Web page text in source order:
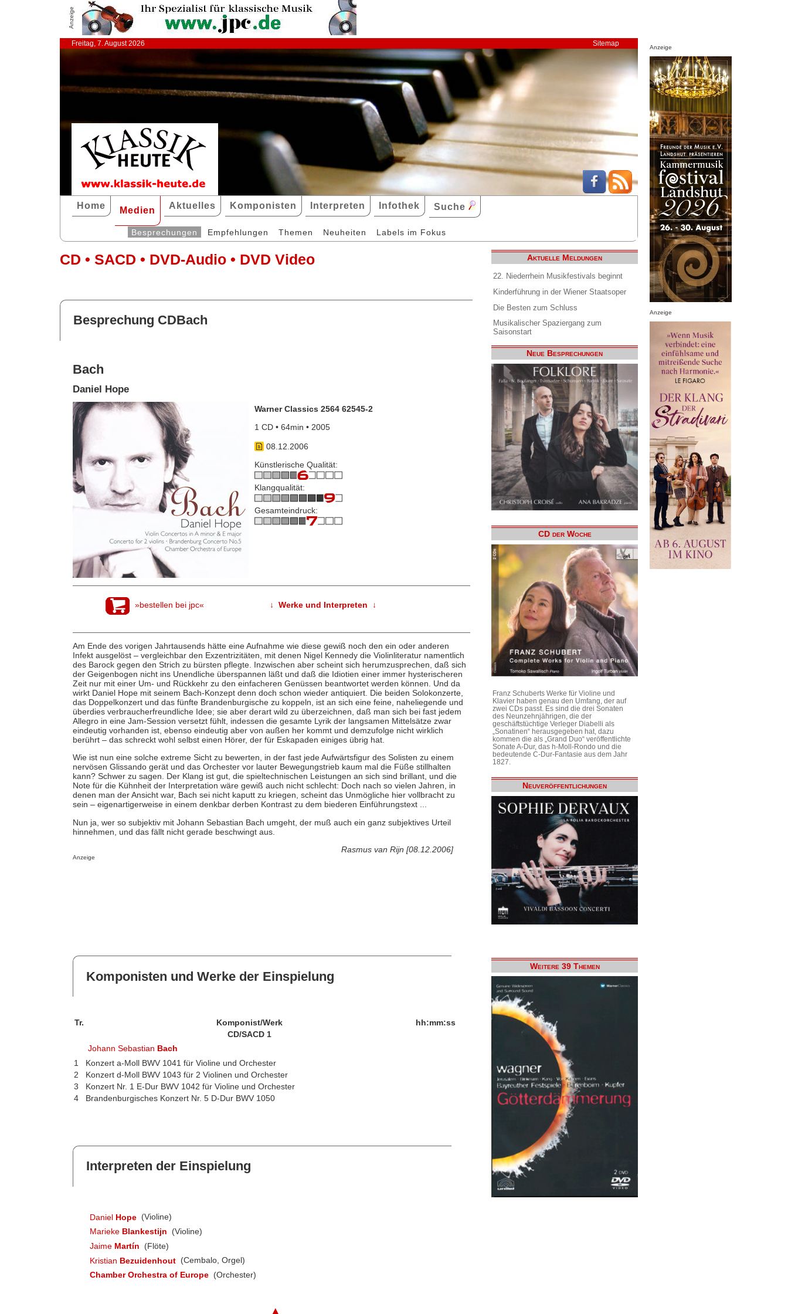
Anzeige
Freitag, 7. August 2026 Sitemap
Home Medien Aktuelles Komponisten Interpreten Infothek Suche
Besprechungen Empfehlungen Themen Neuheiten Labels im Fokus
CD • SACD • DVD-Audio • DVD Video
Besprechung CDBach
Bach
Daniel Hope
Warner Classics 2564 62545-2
1 CD • 64min • 2005
08.12.2006
Künstlerische Qualität:
Klangqualität:
Gesamteindruck:
»bestellen bei jpc« ↓ Werke und Interpreten ↓
Am Ende des vorigen Jahrtausends hätte eine Aufnahme wie diese gewiß noch den ein oder anderen
Infekt ausgelöst – vergleichbar den Exzentrizitäten, mit denen Nigel Kennedy die Violinliteratur namentlich
des Barock gegen den Strich zu bürsten pflegte. Inzwischen aber scheint sich herumzusprechen, daß sich
der Geigenbogen nicht ins Unendliche überspannen läßt und daß die Idiotien einer immer hysterischeren
Zeit nur mit einer Um- und Rückkehr zu den einfacheren Genüssen beantwortet werden können. Und da
wirkt Daniel Hope mit seinem Bach-Konzept denn doch schon wieder antiquiert. Die beiden Solokonzerte,
das Doppelkonzert und das fünfte Brandenburgische zu koppeln, ist an sich eine feine, naheliegende und
überdies verbraucherfreundliche Idee; sie aber derart wild zu überzeichnen, daß man sich bei fast jedem
Allegro in eine Jam-Session versetzt fühlt, indessen die gesamte Lyrik der langsamen Mittelsätze zwar
eindeutig vorhanden ist, ebenso eindeutig aber von außen her kommt und demzufolge nicht wirklich
berührt – das schreckt wohl selbst einen Hörer, der für Eskapaden einiges übrig hat.
Wie ist nun eine solche extreme Sicht zu bewerten, in der fast jede Aufwärtsfigur des Solisten zu einem
nervösen Glissando gerät und das Orchester vor lauter Bewegungstrieb kaum mal die Füße stillhalten
kann? Schwer zu sagen. Der Klang ist gut, die spieltechnischen Leistungen an sich sind brillant, und die
Note für die Kühnheit der Interpretation wäre gewiß auch nicht schlecht: Doch nach so vielen Jahren, in
denen man der Ansicht war, Bach sei nicht kaputt zu kriegen, scheint das Unmögliche hier vollbracht zu
sein – eigenartigerweise in einem denkbar derben Kontrast zu dem biederen Einführungstext ...
Nun ja, wer so subjektiv mit Johann Sebastian Bach umgeht, der muß auch ein ganz subjektives Urteil
hinnehmen, und das fällt nicht gerade beschwingt aus.
Rasmus van Rijn [08.12.2006]
Anzeige
Komponisten und Werke der Einspielung
Tr. Komponist/Werk
hh:mm:ss
CD/SACD 1
Johann Sebastian Bach
1
Konzert a-Moll BWV 1041 für Violine und Orchester
2
Konzert d-Moll BWV 1043 für 2 Violinen und Orchester
3
Konzert Nr. 1 E-Dur BWV 1042 für Violine und Orchester
4
Brandenburgisches Konzert Nr. 5 D-Dur BWV 1050
Interpreten der Einspielung
Daniel Hope (Violine)
Marieke Blankestijn
(Violine)
Jaime Martín
(Flöte)
Kristian Bezuidenhout (Cembalo, Orgel)
Chamber Orchestra of Europe (Orchester)
Aktuelle Meldungen
22. Niederrhein Musikfestivals beginnt
Kinderführung in der Wiener Staatsoper
Die Besten zum Schluss
Musikalischer Spaziergang zum
Saisonstart
Neue Besprechungen
CD der Woche
Franz Schuberts Werke für Violine und
Klavier haben genau den Umfang, der auf
zwei CDs passt. Es sind die drei Sonaten
des Neunzehnjährigen, die der
geschäftstüchtige Verleger Diabelli als
„Sonatinen“ herausgegeben hat, dazu
kommen die als „Grand Duo“ veröffentlichte
Sonate A-Dur, das h-Moll-Rondo und die
bedeutende C-Dur-Fantasie aus dem Jahr
1827.
Neuveröffentlichungen
Weitere 39 Themen
Anzeige
Anzeige